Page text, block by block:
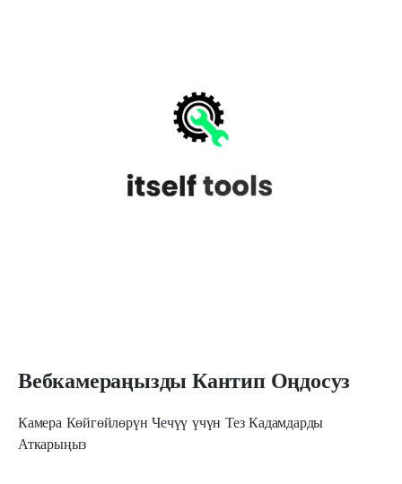
Вебкамераңызды Кантип Оңдосуз
Камера Көйгөйлөрүн Чечүү үчүн Тез Кадамдарды
Аткарыңыз